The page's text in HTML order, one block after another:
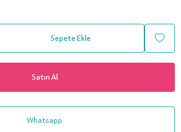
Sepete Ekle
Satın Al
Whatsapp